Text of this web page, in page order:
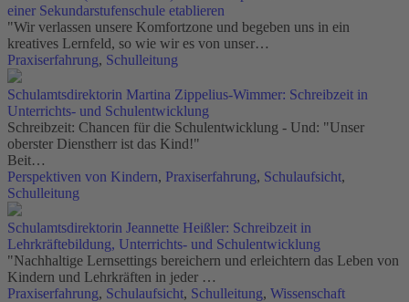
einer Sekundarstufenschule etablieren
"Wir verlassen unsere Komfortzone und begeben uns in ein
kreatives Lernfeld, so wie wir es von unser…
Praxiserfahrung, Schulleitung
Schulamtsdirektorin Martina Zippelius-Wimmer: Schreibzeit in
Unterrichts- und Schulentwicklung
Schreibzeit: Chancen für die Schulentwicklung - Und: "Unser
oberster Dienstherr ist das Kind!"
Beit…
Perspektiven von Kindern, Praxiserfahrung, Schulaufsicht,
Schulleitung
Schulamtsdirektorin Jeannette Heißler: Schreibzeit in
Lehrkräftebildung, Unterrichts- und Schulentwicklung
"Nachhaltige Lernsettings bereichern und erleichtern das Leben von
Kindern und Lehrkräften in jeder …
Praxiserfahrung, Schulaufsicht, Schulleitung, Wissenschaft